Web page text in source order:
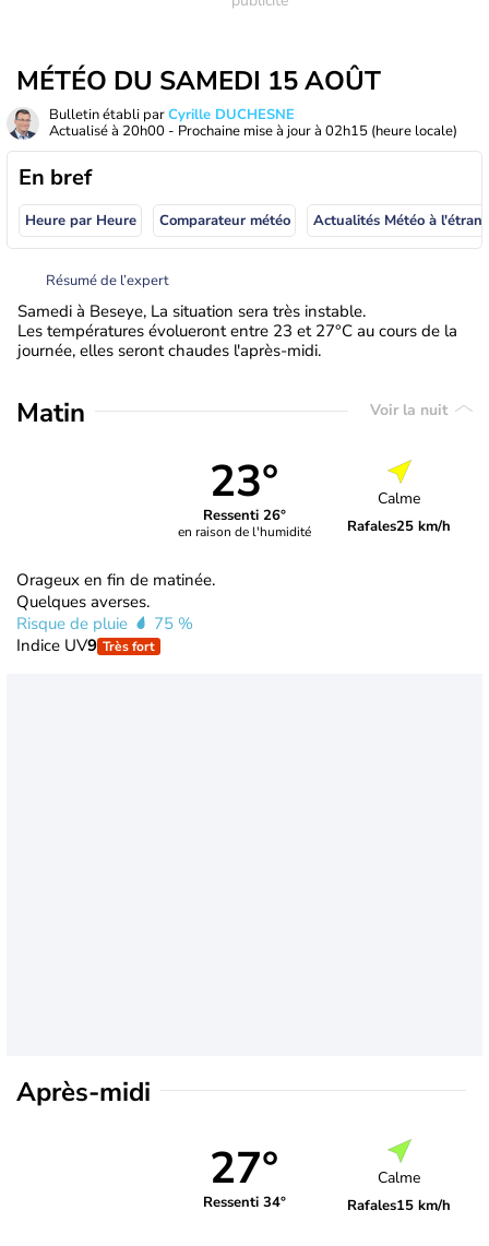
MÉTÉO DU SAMEDI 15 AOÛT
Bulletin établi parCyrille DUCHESNE
Actualisé à 20h00 - Prochaine mise à jour à 02h15 (heure locale)
En bref
Heure par Heure Comparateur météo
Résumé de l’expert
Samedi à Beseye, La situation sera très instable.
Les températures évolueront entre 23 et 27°C au cours de la
journée, elles seront chaudes l'après-midi.
Matin Voir la nuit
23°
Ressenti 26°
en raison de l'humidité
Calme
Rafales25 km/h
Orageux en fin de matinée.
Quelques averses.
Risque de pluie
75 %
Indice UV9 Très fort
Après-midi
27°
Ressenti 34°
Calme
Rafales15 km/h